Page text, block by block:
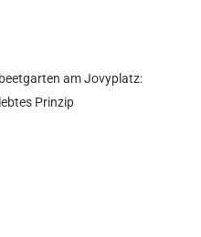
am Jovyplatz:
Prinzip